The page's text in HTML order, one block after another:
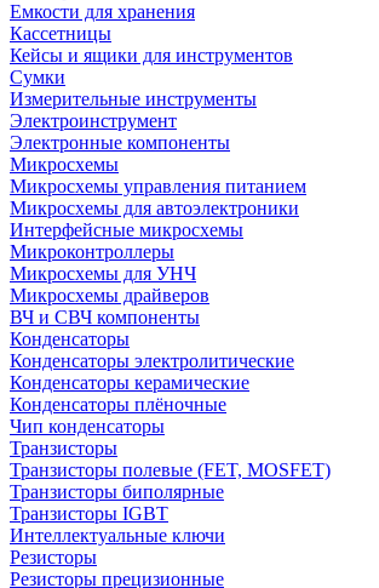
Емкости для хранения
Кассетницы
Кейсы и ящики для инструментов
Сумки
Измерительные инструменты
Электроинструмент
Электронные компоненты
Микросхемы
Микросхемы управления питанием
Микросхемы для автоэлектроники
Интерфейсные микросхемы
Микроконтроллеры
Микросхемы для УНЧ
Микросхемы драйверов
ВЧ и СВЧ компоненты
Конденсаторы
Конденсаторы электролитические
Конденсаторы керамические
Конденсаторы плёночные
Чип конденсаторы
Транзисторы
Транзисторы полевые (FET, MOSFET)
Транзисторы биполярные
Транзисторы IGBT
Интеллектуальные ключи
Резисторы
Резисторы прецизионные